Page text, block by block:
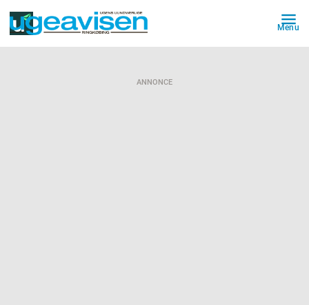
Menu
ANNONCE